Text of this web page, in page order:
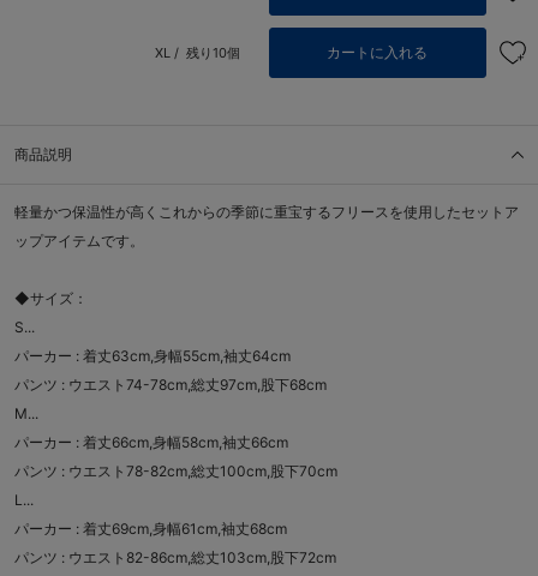
XL / 残り10個 カートに入れる
商品説明
軽量かつ保温性が高くこれからの季節に重宝するフリースを使用したセットア
ップアイテムです。
◆サイズ：
S...
パーカー : 着丈63cm,身幅55cm,袖丈64cm
パンツ : ウエスト74-78cm,総丈97cm,股下68cm
M...
パーカー : 着丈66cm,身幅58cm,袖丈66cm
パンツ : ウエスト78-82cm,総丈100cm,股下70cm
L...
パーカー : 着丈69cm,身幅61cm,袖丈68cm
パンツ : ウエスト82-86cm,総丈103cm,股下72cm